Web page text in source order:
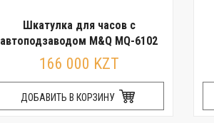
Шкатулка для часов с
автоподзаводом M&Q MQ-6102
166 000 KZT
ДОБАВИТЬ В КОРЗИНУ